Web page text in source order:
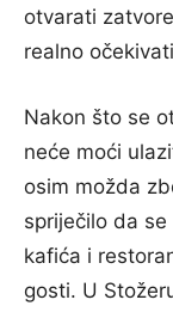
otvarati
realno
Nakon što se
neće moći
osim možda
spriječilo da
kafića i
gosti. U